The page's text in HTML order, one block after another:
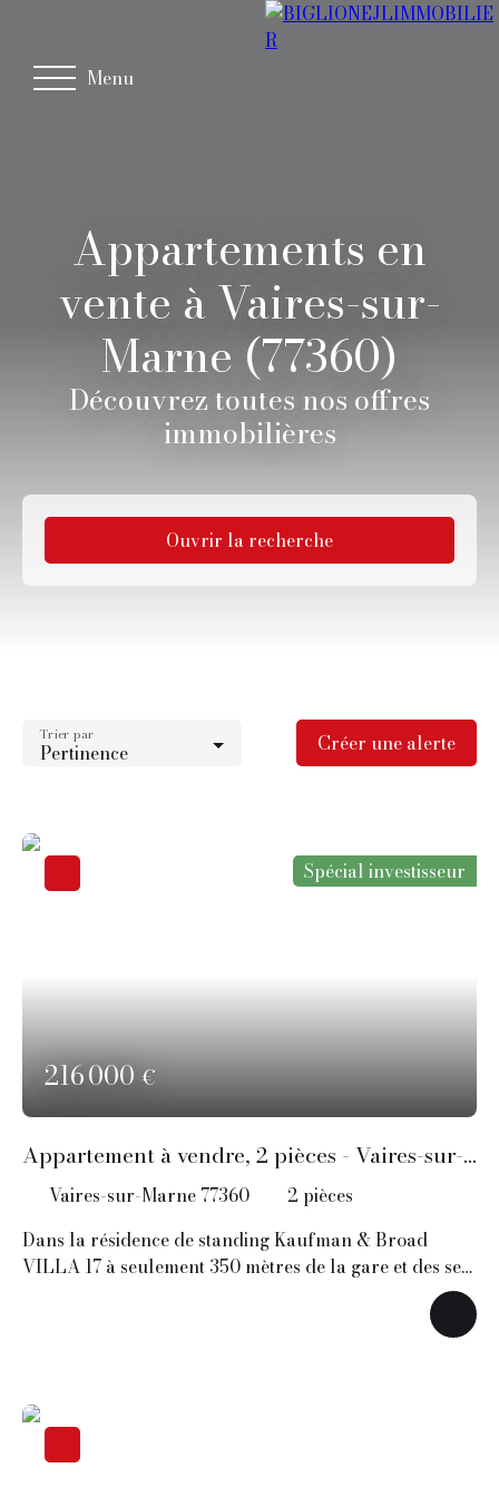
Menu
Appartements en
vente à Vaires-sur-
Marne (77360)
Découvrez toutes nos offres
immobilières
Ouvrir la recherche
Vaires-sur-Marne (77360)
Localisation
Surface min (m²)
Pertinence
Trier par Créer une alerte
216 000€
Spécial investisseur
Appartement à vendre, 2 pièces - Vaires-sur-
Marne 77360
Vaires-sur-Marne 77360 2 pièces
Dans la résidence de standing Kaufman & Broad
VILLA 17 à seulement 350 mètres de la gare et des ses
intégralement équipé de 39 m2 composé d'un séjour
prestations premiums, un balcon, une suite parentale
avec grande douche à l'italienne, un wc séparée.
Les +++: